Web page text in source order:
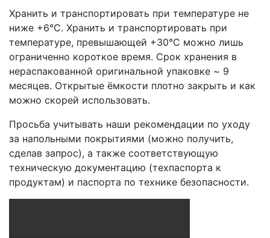
Хранить и транспортировать при температуре не
ниже +6°С. Хранить и транспортировать при
температуре, превышающей +30°C можно лишь
ограниченно короткое время. Срок хранения в
нераспакованной оригинальной упаковке ~ 9
месяцев. Открытые ёмкости плотно закрыть и как
можно скорей использовать.
Просьба учитывать наши рекомендации по уходу
за напольными покрытиями (можно получить,
сделав запрос), а также соответствующую
техническую документацию (техпаспорта к
продуктам) и паспорта по технике безопасности.